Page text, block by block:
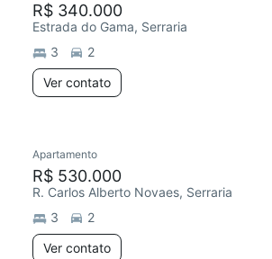
R$ 340.000
Estrada do Gama, Serraria
3
2
Ver contato
Chegou este mês
Apartamento
R$ 530.000
R. Carlos Alberto Novaes, Serraria
3
2
Ver contato